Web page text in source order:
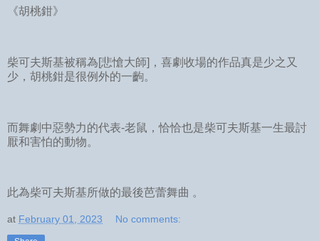
《胡桃鉗》
柴可夫斯基被稱為[悲愴大師]，喜劇收場的作品真是少之又
少，胡桃鉗是很例外的一齣。
而舞劇中惡勢力的代表-老鼠，恰恰也是柴可夫斯基一生最討
厭和害怕的動物。
此為柴可夫斯基所做的最後芭蕾舞曲 。
at February 01, 2023 No comments: